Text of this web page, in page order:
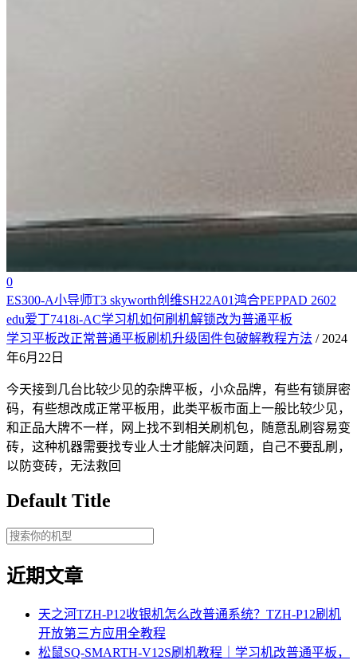
0
ES300-A小导师T3 skyworth创维SH22A01鸿合PEPPAD 2602
edu爱丁7418i-AC学习机如何刷机解锁改为普通平板
学习平板改正常普通平板刷机升级固件包破解教程方法 / 2024
年6月22日
今天接到几台比较少见的杂牌平板，小众品牌，有些有锁屏密
码，有些想改成正常平板用，此类平板市面上一般比较少见，
和正品大牌不一样，网上找不到相关刷机包，随意乱刷容易变
砖，这种机器需要找专业人士才能解决问题，自己不要乱刷，
以防变砖，无法救回
Default Title
近期文章
天之河TZH-P12收银机怎么改普通系统？TZH-P12刷机
开放第三方应用全教程
松鼠SQ-SMARTH-V12S刷机教程｜学习机改普通平板，